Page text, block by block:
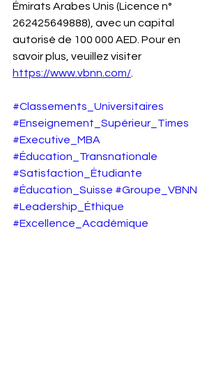
Émirats Arabes Unis (Licence n°
262425649888), avec un capital
autorisé de 100 000 AED. Pour en
savoir plus, veuillez visiter
https://www.vbnn.com/
#Classements_Universitaires
#Enseignement_Supérieur_Times
#Executive_MBA
#Éducation_Transnationale
#Satisfaction_Étudiante
#Éducation_Suisse #Groupe_VBNN
#Leadership_Éthique
#Excellence_Académique